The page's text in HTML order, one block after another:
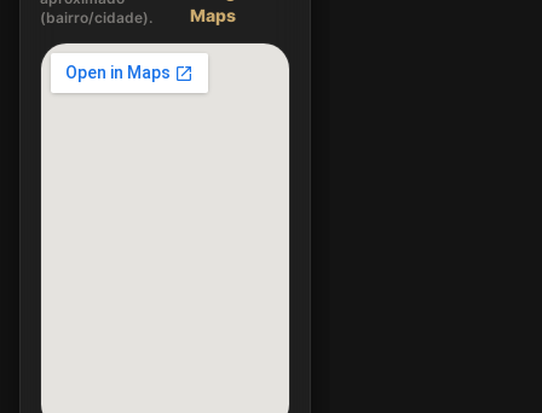
(bairro/cidade).
Maps